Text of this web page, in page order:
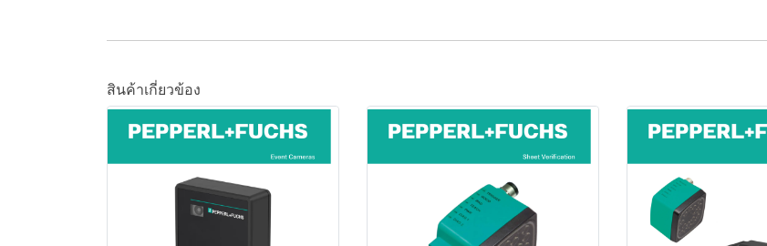
สินค้าเกี่ยวข้อง